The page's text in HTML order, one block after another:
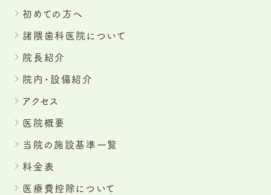
初めての方へ
諸隈歯科医院について
院長紹介
院内・設備紹介
アクセス
医院概要
当院の施設基準一覧
料金表
医療費控除について